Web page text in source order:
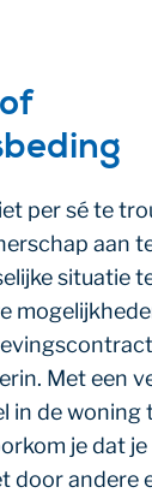
per sé te
aan
situatie
Met een
in de woning
je dat
door andere